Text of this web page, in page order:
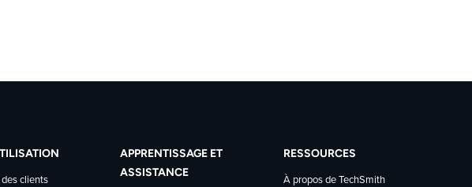
des clients
APPRENTISSAGE ET
ASSISTANCE
RESSOURCES
À propos de TechSmith